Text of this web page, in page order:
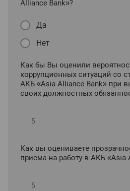
Alliance Bank»?
Да
Нет
Как бы Вы оценили
коррупционных ситуаций со
АКБ «Asia Alliance Bank» при
своих должностных
Как вы оцениваете
приема на работу в АКБ «Asia